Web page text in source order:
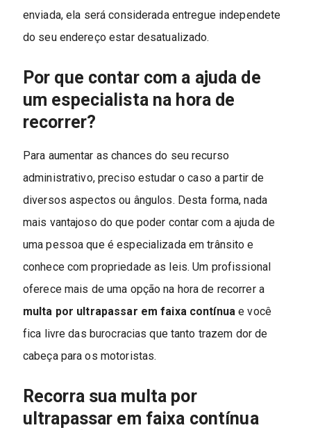
enviada, ela será considerada entregue independete
do seu endereço estar desatualizado.
Por que contar com a ajuda de
um especialista na hora de
recorrer?
Para aumentar as chances do seu recurso
administrativo, preciso estudar o caso a partir de
diversos aspectos ou ângulos. Desta forma, nada
mais vantajoso do que poder contar com a ajuda de
uma pessoa que é especializada em trânsito e
conhece com propriedade as leis. Um profissional
oferece mais de uma opção na hora de recorrer a
multa por ultrapassar em faixa contínuae você
fica livre das burocracias que tanto trazem dor de
cabeça para os motoristas.
Recorra sua multa por
ultrapassar em faixa contínua